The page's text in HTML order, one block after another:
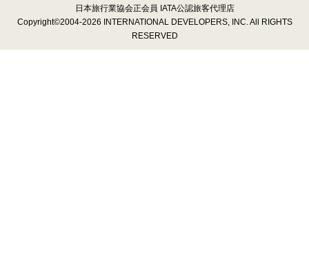
日本旅行業協会正会員 IATA公認旅客代理店
Copyright©2004-2026 INTERNATIONAL DEVELOPERS, INC. All RIGHTS
RESERVED